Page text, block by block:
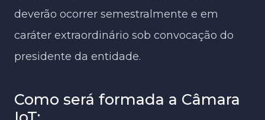
deverão ocorrer semestralmente e em
caráter extraordinário sob convocação do
presidente da entidade.
Como será formada a Câmara